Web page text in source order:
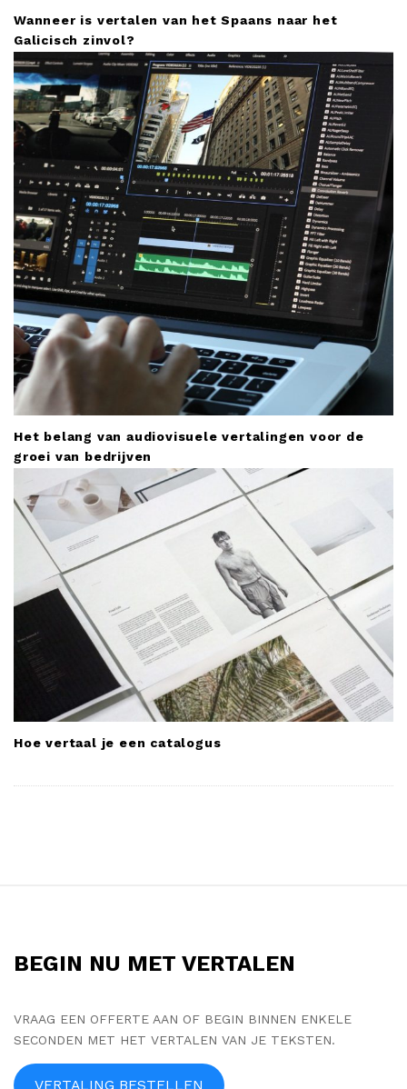
Wanneer is vertalen van het Spaans naar het
Galicisch zinvol?
Het belang van audiovisuele vertalingen voor de
groei van bedrijven
Hoe vertaal je een catalogus
BEGIN NU MET VERTALEN
VRAAG EEN OFFERTE AAN OF BEGIN BINNEN ENKELE
SECONDEN MET HET VERTALEN VAN JE TEKSTEN.
VERTALING BESTELLEN